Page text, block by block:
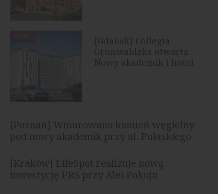
[Gdańsk] Collegia
Grunwaldzka otwarta.
Nowy akademik i hotel
[Poznań] Wmurowano kamień węgielny
pod nowy akademik przy ul. Pułaskiego
[Kraków] LifeSpot realizuje nową
inwestycję PRS przy Alei Pokoju